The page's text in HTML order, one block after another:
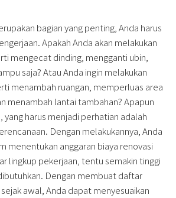
bagian yang penting, Anda harus
Apakah Anda akan melakukan
mengecat dinding, mengganti ubin,
saja? Atau Anda ingin melakukan
menambah ruangan, memperluas area
menambah lantai tambahan? Apapun
yang harus menjadi perhatian adalah
Dengan melakukannya, Anda
menentukan anggaran biaya renovasi
lingkup pekerjaan, tentu semakin tinggi
Dengan membuat daftar
awal, Anda dapat menyesuaikan